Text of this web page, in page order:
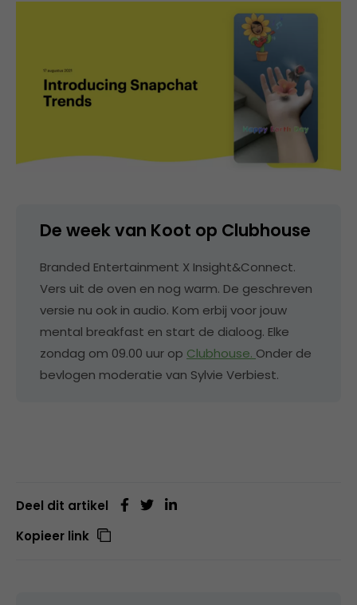
De week van Koot op Clubhouse
Branded Entertainment X Insight&Connect.
Vers uit de oven en nog warm. De geschreven
versie nu ook in audio. Kom erbij voor jouw
mental breakfast en start de dialoog. Elke
zondag om 09.00 uur op Clubhouse. Onder de
bevlogen moderatie van Sylvie Verbiest.
Deel dit artikel
Kopieer link